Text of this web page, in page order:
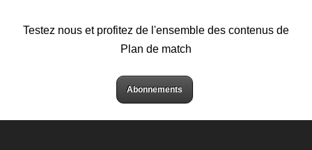
Testez nous et profitez de l'ensemble des contenus de
Plan de match
Abonnements